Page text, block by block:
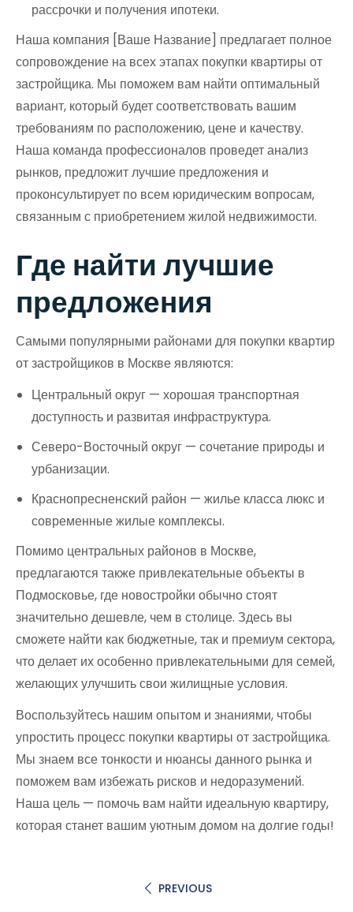
рассрочки и получения ипотеки.
Наша компания [Ваше Название] предлагает полное
сопровождение на всех этапах покупки квартиры от
застройщика. Мы поможем вам найти оптимальный
вариант, который будет соответствовать вашим
требованиям по расположению, цене и качеству.
Наша команда профессионалов проведет анализ
рынков, предложит лучшие предложения и
проконсультирует по всем юридическим вопросам,
связанным с приобретением жилой недвижимости.
Где найти лучшие
предложения
Самыми популярными районами для покупки квартир
от застройщиков в Москве являются:
Центральный округ — хорошая транспортная
доступность и развитая инфраструктура.
Северо-Восточный округ — сочетание природы и
урбанизации.
Краснопресненский район — жилье класса люкс и
современные жилые комплексы.
Помимо центральных районов в Москве,
предлагаются также привлекательные объекты в
Подмосковье, где новостройки обычно стоят
значительно дешевле, чем в столице. Здесь вы
сможете найти как бюджетные, так и премиум сектора,
что делает их особенно привлекательными для семей,
желающих улучшить свои жилищные условия.
Воспользуйтесь нашим опытом и знаниями, чтобы
упростить процесс покупки квартиры от застройщика.
Мы знаем все тонкости и нюансы данного рынка и
поможем вам избежать рисков и недоразумений.
Наша цель — помочь вам найти идеальную квартиру,
которая станет вашим уютным домом на долгие годы!
PREVIOUS